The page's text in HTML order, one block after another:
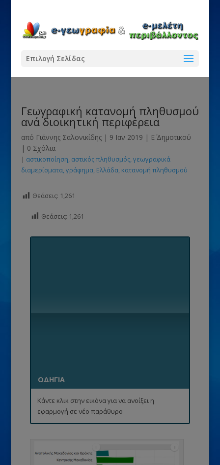
Επιλογή Σελίδας
Γεωγραφική κατανομή πληθυσμού
ανά διοικητική περιφέρεια
από Γιάννης Σαλονικίδης| 9 Ιαν 2019 | Ε΄ Δημοτικού
| 0 Σχόλια
| αστικοποίηση αστικός πληθυσμός γεωγραφικά
διαμερίσματα γράφημα Ελλάδα κατανομή πληθυσμού
Θεάσεις: 1,261
Θεάσεις: 1,261
ΟΔΗΓΙΑ
Κάντε κλικ στην εικόνα για να ανοίξει η
εφαρμογή σε νέο παράθυρο